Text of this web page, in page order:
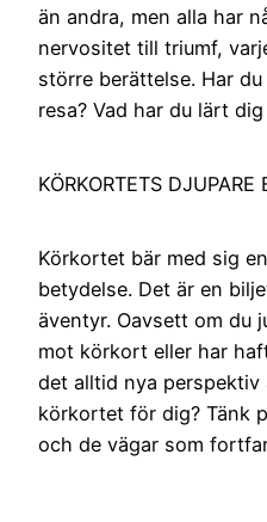
än andra, men alla har
nervositet till triumf,
större berättelse. Har
resa? Vad har du lärt
KÖRKORTETS DJUPARE
Körkortet bär med sig
betydelse. Det är en
äventyr. Oavsett om du
mot körkort eller har
det alltid nya
körkortet för dig? Tänk
och de vägar som